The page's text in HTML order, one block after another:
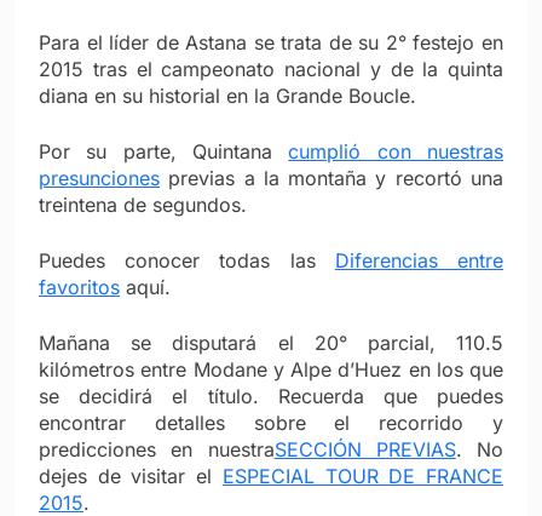
Para el líder de Astana se trata de su 2° festejo en
2015 tras el campeonato nacional y de la quinta
diana en su historial en la Grande Boucle.
Por su parte, Quintanacumplió con nuestras
presunciones previas a la montaña y recortó una
treintena de segundos.
Puedes conocer todas las Diferencias entre
favoritos aquí.
Mañana se disputará el 20° parcial, 110.5
kilómetros entre Modane y Alpe d’Huez en los que
se decidirá el título. Recuerda que puedes
encontrar detalles sobre el recorrido y
predicciones en nuestraSECCIÓN PREVIAS. No
dejes de visitar el ESPECIAL TOUR DE FRANCE
2015.